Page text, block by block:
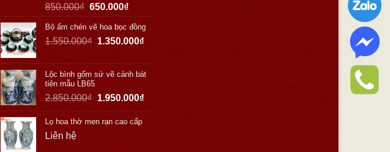
Được xếp
hạng5.00
5 sao
850.000₫ 650.000₫
Bộ ấm chén vẽ hoa bọc đồng
1.550.000₫ 1.350.000₫
Lộc bình gốm sứ vẽ cảnh bát
tiên mẫu LB65
2.850.000₫ 1.950.000₫
Lọ hoa thờ men rạn cao cấp
Liên hệ